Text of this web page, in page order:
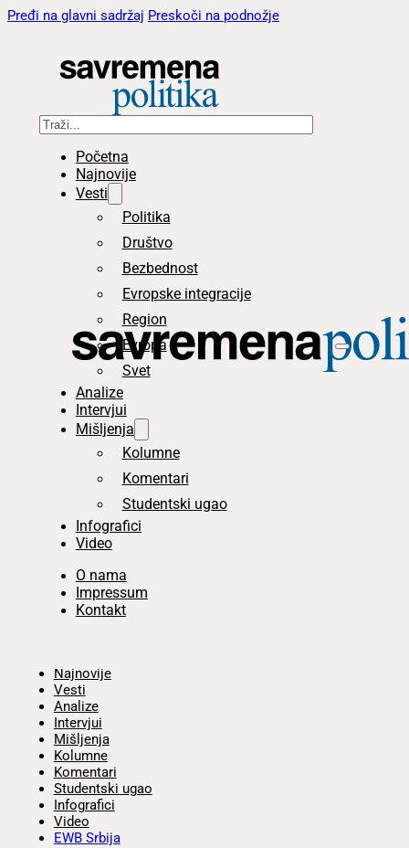
Pređi na glavni sadržaj Preskoči na podnožje
Pretraga
Početna
Najnovije
Vesti
Politika
Društvo
Bezbednost
Evropske integracije
Region
Evropa
Svet
Analize
Intervjui
Mišljenja
Kolumne
Komentari
Studentski ugao
Infografici
Video
O nama
Impressum
Kontakt
Najnovije
Vesti
Analize
Intervjui
Mišljenja
Kolumne
Komentari
Studentski ugao
Infografici
Video
EWB Srbija